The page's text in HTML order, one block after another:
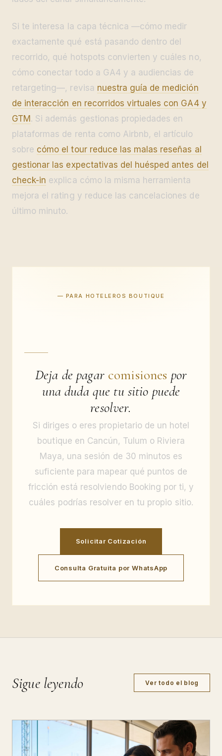
Si te interesa la capa técnica —cómo medir
exactamente qué está pasando dentro del
recorrido, qué hotspots convierten y cuáles no,
cómo conectar todo a GA4 y a audiencias de
retargeting—, revisa nuestra guía de medición
de interacción en recorridos virtuales con GA4 y
GTM. Si además gestionas propiedades en
plataformas de renta como Airbnb, el artículo
sobre cómo el tour reduce las malas reseñas al
gestionar las expectativas del huésped antes del
check-in explica cómo la misma herramienta
mejora el rating y reduce las cancelaciones de
último minuto.
— PARA HOTELEROS BOUTIQUE
Deja de pagar comisiones por
una duda que tu sitio puede
resolver.
Si diriges o eres propietario de un hotel
boutique en Cancún, Tulum o Riviera
Maya, una sesión de 30 minutos es
suficiente para mapear qué puntos de
fricción está resolviendo Booking por ti, y
cuáles podrías resolver en tu propio sitio.
Solicitar Cotización
Consulta Gratuita por WhatsApp
Sigue leyendo Ver todo el blog